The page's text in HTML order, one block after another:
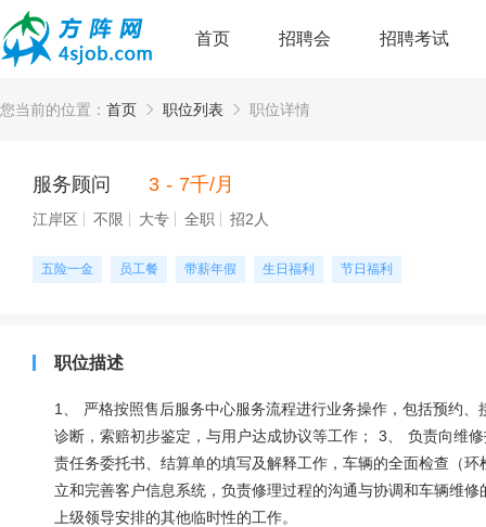
首页 招聘会 招聘考试
您当前的位置： 首页 职位列表 职位详情
服务顾问 3 - 7千/月
江岸区 不限 大专 全职 招2人
五险一金 员工餐 带薪年假 生日福利 节日福利
职位描述
1、 严格按照售后服务中心服务流程进行业务操作，包括预约
诊断，索赔初步鉴定，与用户达成协议等工作； 3、 负责向维
责任务委托书、结算单的填写及解释工作，车辆的全面检查（
立和完善客户信息系统，负责修理过程的沟通与协调和车辆维
上级领导安排的其他临时性的工作。